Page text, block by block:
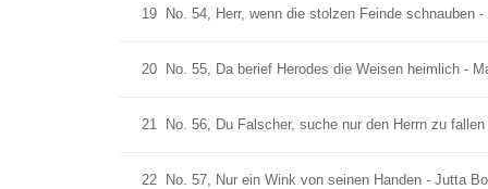
19 No. 54, Herr, wenn die stolzen Feinde schnauben
20 No. 55, Da berief Herodes die Weisen heimlich -
21 No. 56, Du Falscher, suche nur den Herrn zu
22 No. 57, Nur ein Wink von seinen Handen - Jutta